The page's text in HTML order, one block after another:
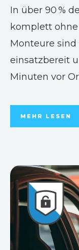
In über 90 %
komplett
Monteure
einsatzbereit
Minuten vor
MEHR LESEN